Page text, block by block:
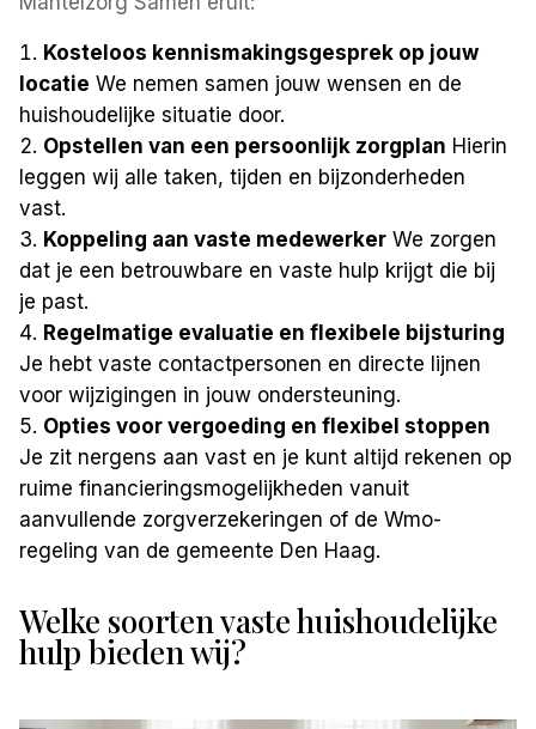
Kosteloos kennismakingsgesprek op jouw
locatie We nemen samen jouw wensen en de
huishoudelijke situatie door.
Opstellen van een persoonlijk zorgplan Hierin
leggen wij alle taken, tijden en bijzonderheden
vast.
Koppeling aan vaste medewerker We zorgen
dat je een betrouwbare en vaste hulp krijgt die bij
je past.
Regelmatige evaluatie en flexibele bijsturing
Je hebt vaste contactpersonen en directe lijnen
voor wijzigingen in jouw ondersteuning.
Opties voor vergoeding en flexibel stoppen
Je zit nergens aan vast en je kunt altijd rekenen op
ruime financieringsmogelijkheden vanuit
aanvullende zorgverzekeringen of de Wmo-
regeling van de gemeente Den Haag.
Welke soorten vaste huishoudelijke
hulp bieden wij?